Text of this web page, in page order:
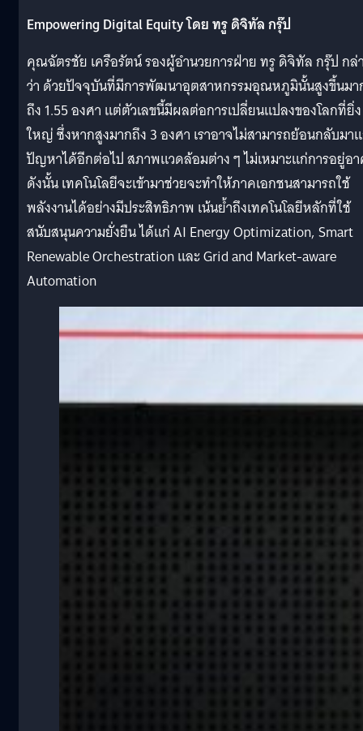
Empowering Digital Equity โดย ทรู ดิจิทัล กรุ๊ป
คุณฉัตรชัย เครือรัตน์ รองผู้อำนวยการฝ่าย ทรู ดิจิทัล กรุ๊ป กล่
ว่า ด้วยปัจจุบันที่มีการพัฒนาอุตสาหกรรมอุณหภูมินั้นสูงขึ้นม
ถึง 1.55 องศา แต่ตัวเลขนี้มีผลต่อการเปลี่ยนแปลงของโลกที่ยิ่ง
ใหญ่ ซึ่งหากสูงมากถึง 3 องศา เราอาจไม่สามารถย้อนกลับมา
ปัญหาได้อีกต่อไป สภาพแวดล้อมต่าง ๆ ไม่เหมาะแก่การอยู่อ
ดังนั้น เทคโนโลยีจะเข้ามาช่วยจะทำให้ภาคเอกชนสามารถใช้
พลังงานได้อย่างมีประสิทธิภาพ เน้นย้ำถึงเทคโนโลยีหลักที่ใช้
สนับสนุนความยั่งยืน ได้แก่ AI Energy Optimization, Smart
Renewable Orchestration และ Grid and Market-aware
Automation